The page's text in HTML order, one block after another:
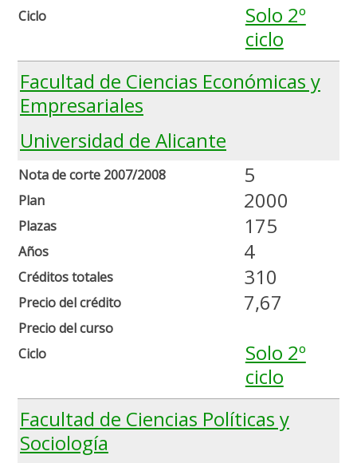
Ciclo
Solo 2º
ciclo
Facultad de Ciencias Económicas y
Empresariales
Universidad de Alicante
Nota de corte 2007/2008
Plan
Plazas
Años
Créditos totales
Precio del crédito
Precio del curso
Ciclo
5
2000
175
4
310
7,67
Solo 2º
ciclo
Facultad de Ciencias Políticas y
Sociología